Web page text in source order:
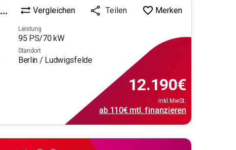
Vergleichen Teilen Merken
Leistung
95 PS/70kW
Standort
Berlin / Ludwigsfelde
12.190€
inkl.MwSt.
ab 110€mtl. finanzieren